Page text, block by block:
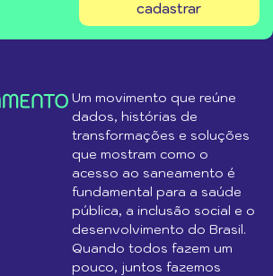
cadastrar
Um movimento que reúne
dados, histórias de
transformações e soluções
que mostram como o
acesso ao saneamento é
fundamental para a saúde
pública, a inclusão social e o
desenvolvimento do Brasil.
Quando todos fazem um
pouco, juntos fazemos